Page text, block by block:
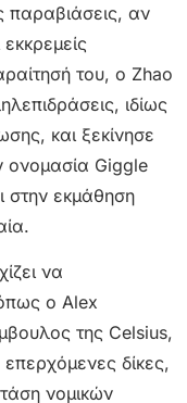
παραβιάσεις, αν
του, ο Zhao
ιδίως
και ξεκίνησε
ονομασία Giggle
στην εκμάθηση
να
όπως ο Alex
της Celsius,
δίκες,
νομικών